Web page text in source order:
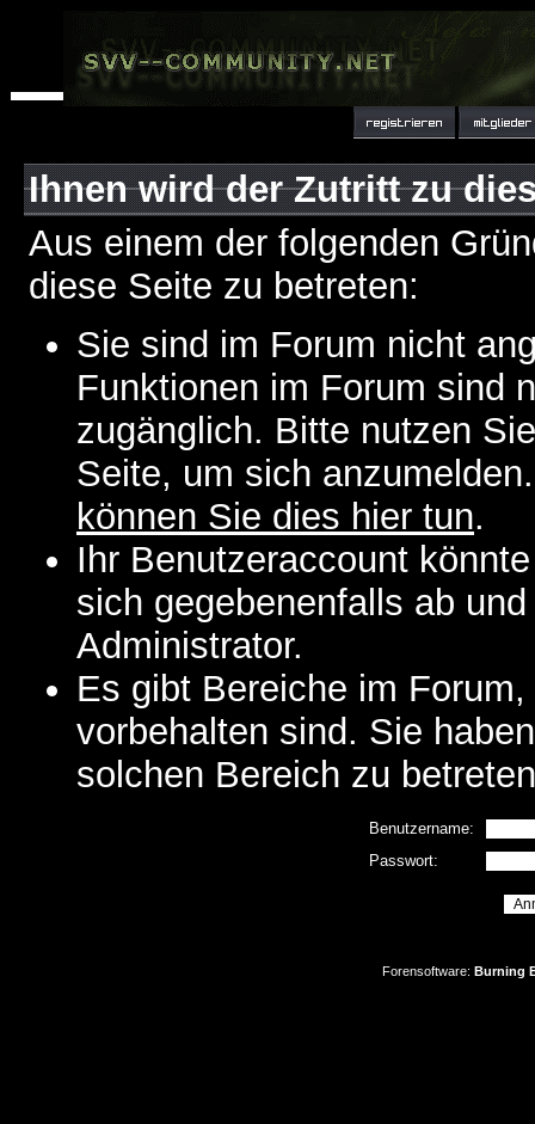
Ihnen wird der Zutritt zu
Aus einem der folgenden
diese Seite zu betreten:
Sie sind im Forum nicht
Funktionen im Forum sind
zugänglich. Bitte nutzen
Seite, um sich
können Sie dies hier tun.
Ihr Benutzeraccount
sich gegebenenfalls ab
Administrator.
Es gibt Bereiche im
vorbehalten sind. Sie
solchen Bereich zu
Benutzername:
Passwort:
Forensoftware: Burning